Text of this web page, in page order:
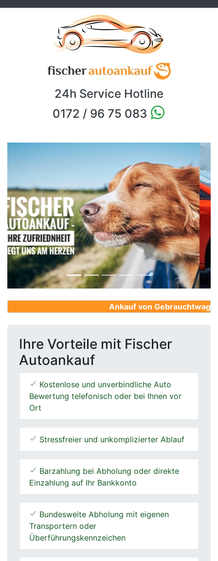
24h Service Hotline
0172 / 96 75 083
Previous Next
Ankauf von
Ihre Vorteile mit Fischer
Autoankauf
Kostenlose und unverbindliche Auto
Bewertung telefonisch oder bei Ihnen vor
Ort
Stressfreier und unkomplizierter Ablauf
Barzahlung bei Abholung oder direkte
Einzahlung auf Ihr Bankkonto
Bundesweite Abholung mit eigenen
Transportern oder
Überführungskennzeichen